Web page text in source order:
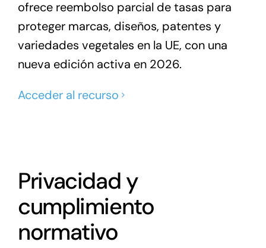
ofrece reembolso parcial de tasas para
proteger marcas, diseños, patentes y
variedades vegetales en la UE, con una
nueva edición activa en 2026.
Acceder al recurso
Privacidad y
cumplimiento
normativo